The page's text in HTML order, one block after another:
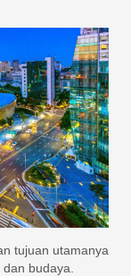
tujuan utamanya
budaya.